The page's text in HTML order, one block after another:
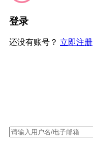
登录
还没有账号？ 立即注册